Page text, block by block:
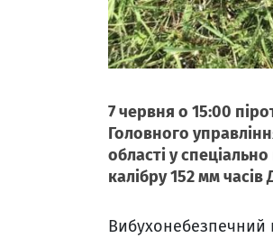
7 червня о 15:00
Головного
області у
калібру 152 мм часів
Вибухонебезпечний